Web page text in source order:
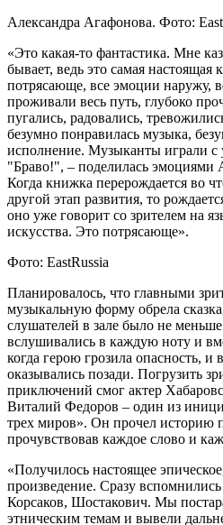
Александра Агафонова. Фото:
«Это какая-то фантастика. Мне
бывает, ведь это самая настоящая
потрясающе, все эмоции наружу,
проживали весь путь, глубоко
пугались, радовались,
безумно понравилась музыка,
исполнение. Музыканты играли с
"Браво!", – поделилась эмоциями
Когда книжка перерождается во
другой этап развития, то
оно уже говорит со зрителем на
искусства. Это потрясающе».
Фото: EastRussia
Планировалось, что главными
музыкальную форму обрела
слушателей в зале было не
вслушивались в каждую ноту и
когда герою грозила опасность,
оказывались позади. Погрузить
приключений смог актер
Виталий Федоров – один из
трех миров». Он прочел историю
прочувствовав каждое слово и
«Получилось настоящее
произведение. Сразу
Корсаков, Шостакович. Мы
этническим темам и вывели